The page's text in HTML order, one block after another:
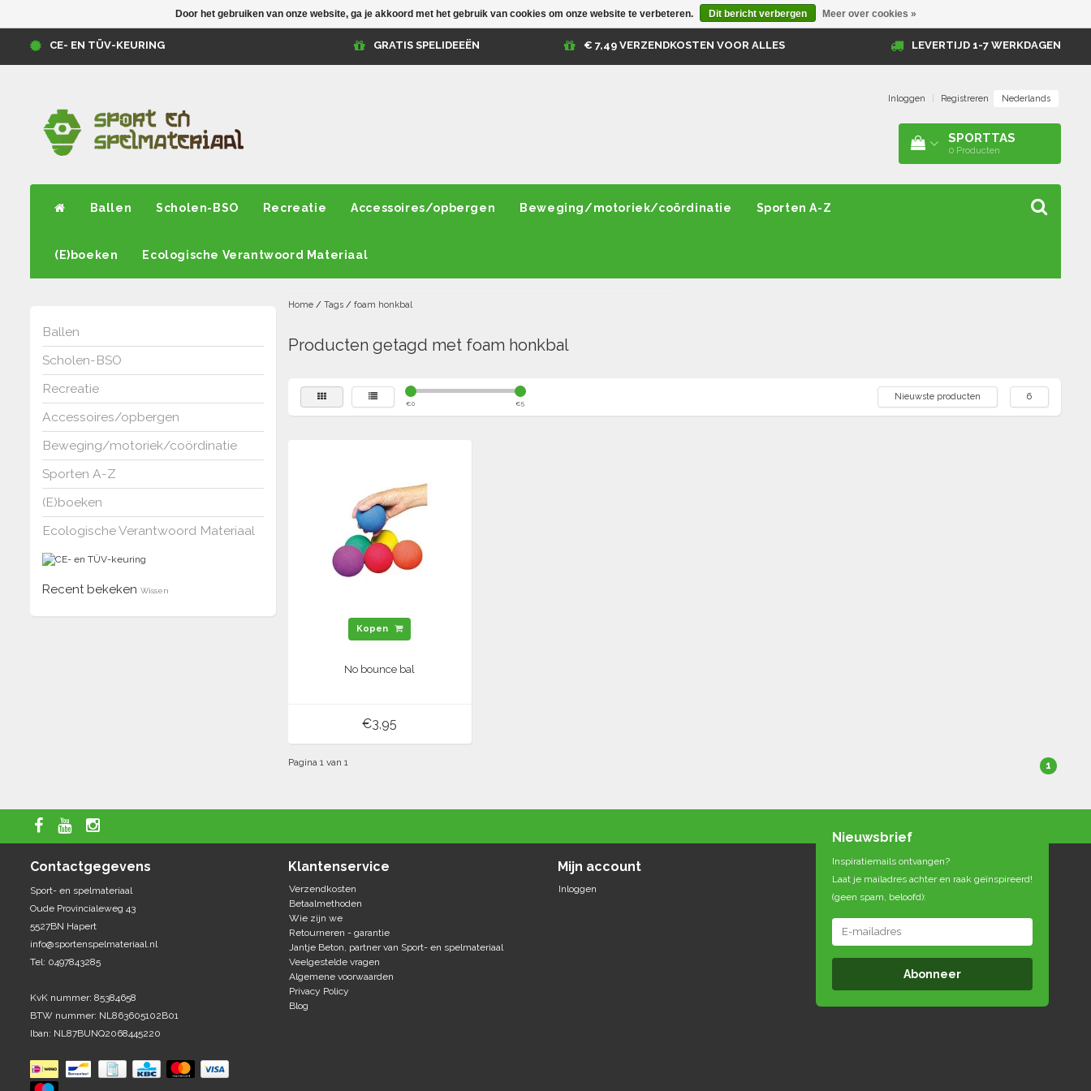
CE- EN TÜV-KEURING GRATIS SPELIDEEËN € 7,49 VERZENDKOSTEN VOOR ALLES LEVERTIJD 1-7 WERKDAGEN
Inloggen Registreren Nederlands
SPORTTAS
0 Producten
Ballen Scholen-BSO Recreatie Accessoires/opbergen Beweging/motoriek/coördinatie Sporten A-Z
(E)boeken Ecologische Verantwoord Materiaal
Ballen
Scholen-BSO
Recreatie
Accessoires/opbergen
Beweging/motoriek/coördinatie
Sporten A-Z
(E)boeken
Ecologische Verantwoord Materiaal
Recent bekeken Wissen
Home/ Tags/ foam honkbal
Producten getagd met foam honkbal
€0 €5
Nieuwste producten 6
Kopen
No bounce bal
€3,95
Pagina 1 van 1 1
Contactgegevens
Sport- en spelmateriaal
Oude Provincialeweg 43
5527BN Hapert
info@sportenspelmateriaal.nl
Tel: 0497843285
KvK nummer: 85384658
BTW nummer: NL863605102B01
Iban: NL87BUNQ2068445220
Klantenservice
Verzendkosten
Betaalmethoden
Wie zijn we
Retourneren - garantie
Jantje Beton, partner van Sport- en spelmateriaal
Veelgestelde vragen
Algemene voorwaarden
Privacy Policy
Blog
Mijn account
Inloggen
Nieuwsbrief
Inspiratiemails ontvangen?
Laat je mailadres achter en raak geïnspireerd!
(geen spam, beloofd):
Abonneer
Door het gebruiken van onze website, ga je akkoord met het gebruik van cookies om onze website te verbeteren. Dit bericht verbergen Meer over cookies »